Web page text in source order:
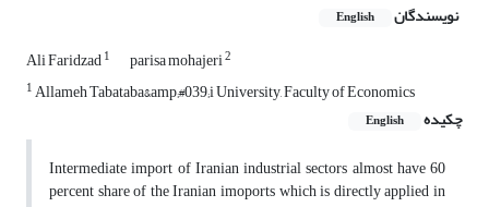
نویسندگان English
Ali Faridzad1 parisa mohajeri2
1Allameh Tabataba&amp;#039;i University, Faculty of Economics
چکیده
English
Intermediate import of Iranian industrial sectors almost have 60
percent share of the Iranian imoports which is directly applied in